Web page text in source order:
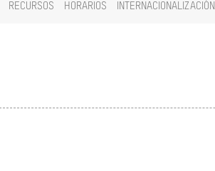
RECURSOS HORARIOS INTERNACIONALIZACIÓN